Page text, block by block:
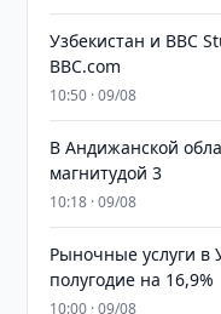
Узбекистан и BBC
BBC.com
10:50 · 09/08
В Андижанской
магнитудой 3
10:18 · 09/08
Рыночные услуги в
полугодие на 16,9%
10:00 · 09/08